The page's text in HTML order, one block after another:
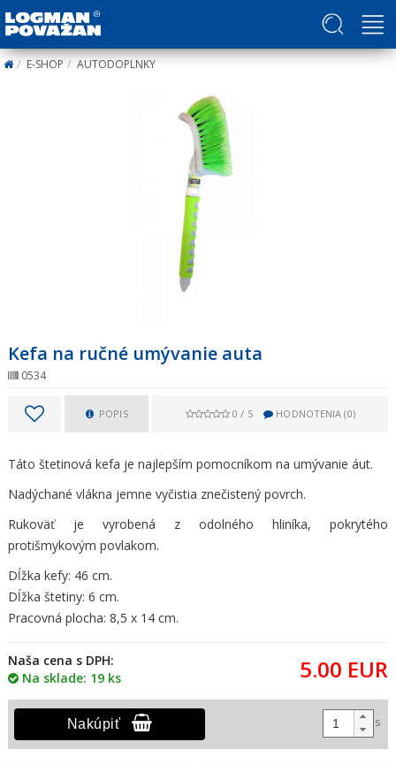
E-SHOP AUTODOPLNKY
Kefa na ručné umývanie auta
0534
POPIS 0 / 5 HODNOTENIA (0)
Táto štetinová kefa je najlepším pomocníkom na umývanie áut.
Nadýchané vlákna jemne vyčistia znečistený povrch.
Rukoväť je vyrobená z odolného hliníka, pokrytého
protišmykovým povlakom.
Dĺžka kefy: 46 cm.
Dĺžka štetiny: 6 cm.
Pracovná plocha: 8,5 x 14 cm.
Naša cena s DPH:
Na sklade: 19 ks
5.00 EUR
ks
Nakúpiť